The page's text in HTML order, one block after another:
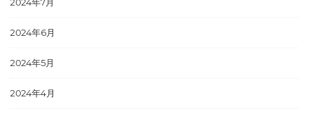
2024年6月
2024年5月
2024年4月